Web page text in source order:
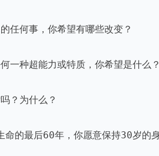
任何事，你希望有哪些改变？
种超能力或特质，你希望是什么？
？为什么？
的最后60年，你愿意保持30岁的